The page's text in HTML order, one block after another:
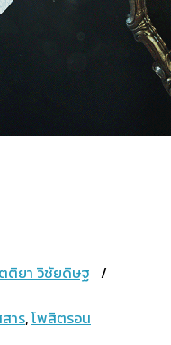
ตติยา วิชัยดิษฐ /
าร,โพสิตรอน